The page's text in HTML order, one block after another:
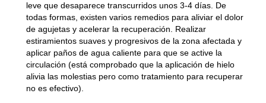
leve que desaparece transcurridos unos 3-4 días. De
todas formas, existen varios remedios para aliviar el dolor
de agujetasy acelerar la recuperación. Realizar
estiramientos suaves y progresivosde la zona afectada y
aplicar paños de agua calientepara que se active la
circulación (está comprobado que la aplicación de hielo
alivia las molestias pero como tratamiento para recuperar
no es efectivo).